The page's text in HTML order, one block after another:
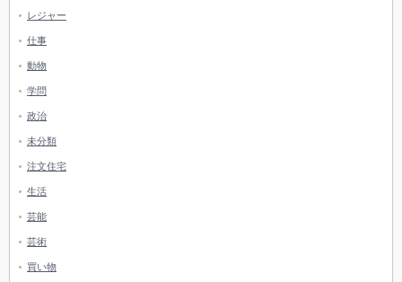
レジャー
仕事
動物
学問
政治
未分類
注文住宅
生活
芸能
芸術
買い物